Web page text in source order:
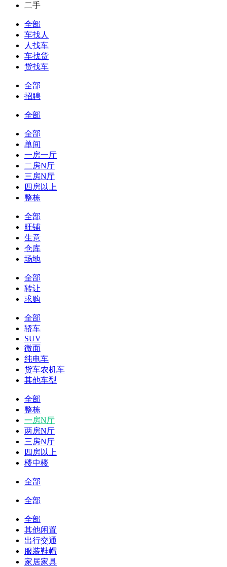
二手
全部
车找人
人找车
车找货
货找车
全部
招聘
全部
全部
单间
一房一厅
二房N厅
三房N厅
四房以上
整栋
全部
旺铺
生意
仓库
场地
全部
转让
求购
全部
轿车
SUV
微面
纯电车
货车农机车
其他车型
全部
整栋
一房N厅
两房N厅
三房N厅
四房以上
楼中楼
全部
全部
全部
其他闲置
出行交通
服装鞋帽
家居家具